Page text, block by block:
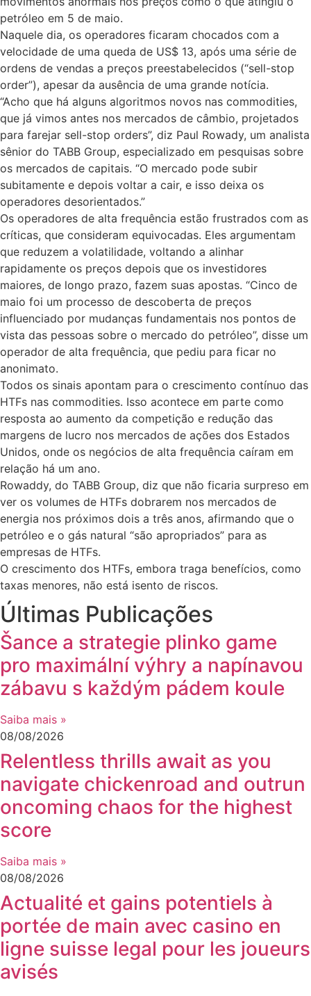
petróleo em 5 de maio.
Naquele dia, os operadores ficaram chocados com a
velocidade de uma queda de US$ 13, após uma série de
ordens de vendas a preços preestabelecidos (“sell-stop
order”), apesar da ausência de uma grande notícia.
“Acho que há alguns algoritmos novos nas commodities,
que já vimos antes nos mercados de câmbio, projetados
para farejar sell-stop orders”, diz Paul Rowady, um analista
sênior do TABB Group, especializado em pesquisas sobre
os mercados de capitais. “O mercado pode subir
subitamente e depois voltar a cair, e isso deixa os
operadores desorientados.”
Os operadores de alta frequência estão frustrados com as
críticas, que consideram equivocadas. Eles argumentam
que reduzem a volatilidade, voltando a alinhar
rapidamente os preços depois que os investidores
maiores, de longo prazo, fazem suas apostas. “Cinco de
maio foi um processo de descoberta de preços
influenciado por mudanças fundamentais nos pontos de
vista das pessoas sobre o mercado do petróleo”, disse um
operador de alta frequência, que pediu para ficar no
anonimato.
Todos os sinais apontam para o crescimento contínuo das
HTFs nas commodities. Isso acontece em parte como
resposta ao aumento da competição e redução das
margens de lucro nos mercados de ações dos Estados
Unidos, onde os negócios de alta frequência caíram em
relação há um ano.
Rowaddy, do TABB Group, diz que não ficaria surpreso em
ver os volumes de HTFs dobrarem nos mercados de
energia nos próximos dois a três anos, afirmando que o
petróleo e o gás natural “são apropriados” para as
empresas de HTFs.
O crescimento dos HTFs, embora traga benefícios, como
taxas menores, não está isento de riscos.
Últimas Publicações
Šance a strategie plinko game
pro maximální výhry a napínavou
zábavu s každým pádem koule
Saiba mais »
08/08/2026
Relentless thrills await as you
navigate chickenroad and outrun
oncoming chaos for the highest
score
Saiba mais »
08/08/2026
Actualité et gains potentiels à
portée de main avec casino en
ligne suisse legal pour les joueurs
avisés